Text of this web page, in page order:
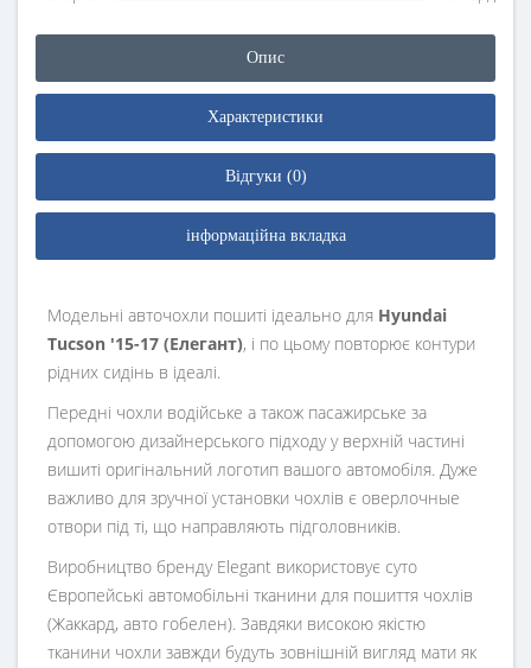
Опис
Характеристики
Відгуки (0)
інформаційна вкладка
Модельні авточохли пошиті ідеально для Hyundai
Tucson '15-17 (Елегант), і по цьому повторює контури
рідних сидінь в ідеалі.
Передні чохли водійське а також пасажирське за
допомогою дизайнерського підходу у верхній частині
вишиті оригінальний логотип вашого автомобіля. Дуже
важливо для зручної установки чохлів є оверлочные
отвори під ті, що направляють підголовників.
Виробництво бренду Elegant використовує суто
Європейські автомобільні тканини для пошиття чохлів
(Жаккард, авто гобелен). Завдяки високою якістю
тканини чохли завжди будуть зовнішній вигляд мати як